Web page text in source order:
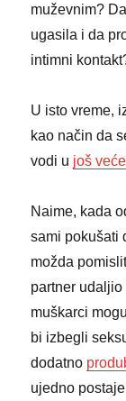
muževnim?
ugasila i da
intimni
U isto vreme,
kao način da
vodi u još
Naime, kada
sami pokušati
možda
partner udaljio
muškarci
bi izbegli
dodatno
ujedno